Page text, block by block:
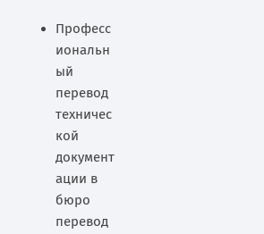
Професс
иональн
ый
перевод
техничес
кой
документ
ации в
бюро
перевод